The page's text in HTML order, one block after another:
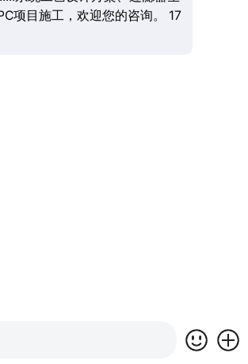
项目施工，欢迎您的咨询。 17